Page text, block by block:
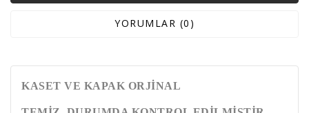
YORUMLAR (0)
KASET VE KAPAK ORJİNAL